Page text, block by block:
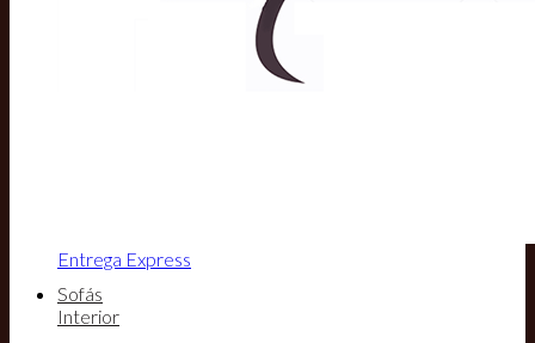
Entrega Express
Sofás
Interior